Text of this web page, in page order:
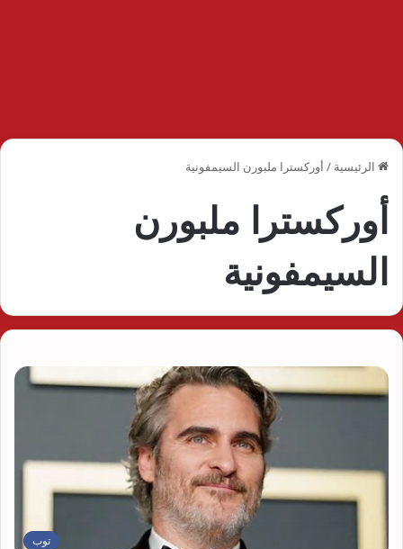
الرئيسية / أوركسترا ملبورن السيمفونية
أوركسترا ملبورن
السيمفونية
توب